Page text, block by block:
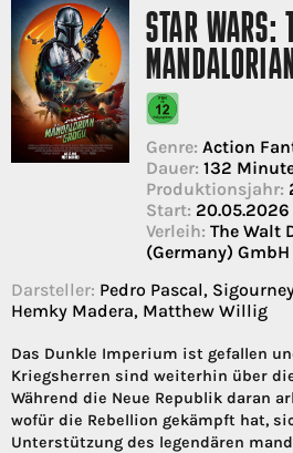
STAR WARS:
Genre: Action
Dauer: 132
Produktionsjahr:
Start: 20.05.2026
Verleih: The Walt
(Germany) GmbH
Darsteller: Pedro Pascal,
Hemky Madera, Matthew Willig
Das Dunkle Imperium ist gefallen
Kriegsherren sind weiterhin über
Während die Neue Republik daran
wofür die Rebellion gekämpft hat,
Unterstützung des legendären